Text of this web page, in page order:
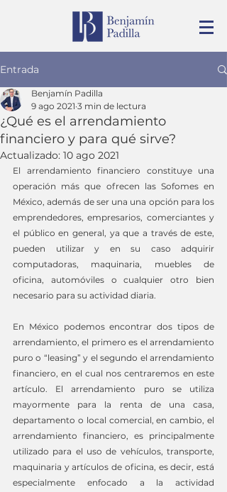
Entrada
¿Qué es el arrendamiento
financiero y para qué sirve?
Benjamín Padilla
9 ago 2021 3 min de lectura
Actualizado: 10 ago 2021
El arrendamiento financiero constituye una
operación más que ofrecen las Sofomes en
México, además de ser una una opción para los
emprendedores, empresarios, comerciantes y
el público en general, ya que a través de este,
pueden utilizar y en su caso adquirir
computadoras, maquinaria, muebles de
oficina, automóviles o cualquier otro bien
necesario para su actividad diaria.
En México podemos encontrar dos tipos de
arrendamiento, el primero es el arrendamiento
puro o “leasing” y el segundo el arrendamiento
financiero, en el cual nos centraremos en este
artículo. El arrendamiento puro se utiliza
mayormente para la renta de una casa,
departamento o local comercial, en cambio, el
arrendamiento financiero, es principalmente
utilizado para el uso de vehículos, transporte,
maquinaria y artículos de oficina, es decir, está
especialmente enfocado a la actividad